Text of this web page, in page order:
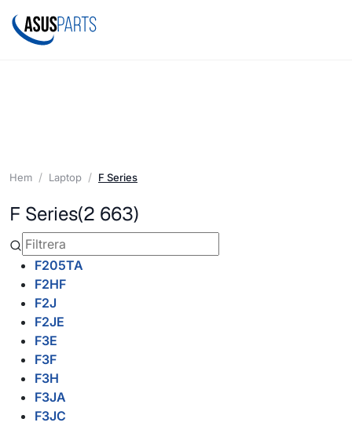
Hem Laptop F Series
F Series(2 663)
F205TA
F2HF
F2J
F2JE
F3E
F3F
F3H
F3JA
F3JC